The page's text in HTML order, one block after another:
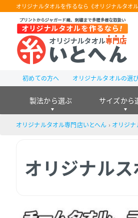
オリジナルタオルを作るなら《オリジナルタオ
初めての方へ オリジナルタオルの選
製法から選ぶ サイズから
オリジナルタオル専門店いとへん › オリジ
オリジナル